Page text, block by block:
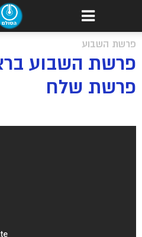
פרשת השבוע
פרשת השבוע
פרשת שלח